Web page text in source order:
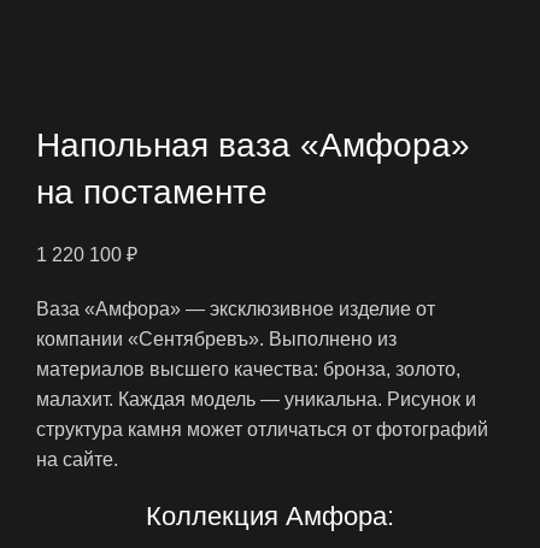
Напольная ваза «Амфора»
на постаменте
1 220 100 ₽
Ваза «Амфора» — эксклюзивное изделие от
компании «Сентябревъ». Выполнено из
материалов высшего качества: бронза, золото,
малахит. Каждая модель — уникальна. Рисунок и
структура камня может отличаться от фотографий
на сайте.
Коллекция Амфора: